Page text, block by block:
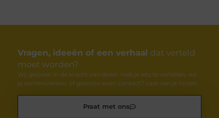
Vragen, ideeën of een verhaal dat verteld
moet worden?
Wij geloven in de kracht van delen. Heb je iets te vertellen, wil
je samenwerken, of gewoon even contact? Laat van je horen!
Praat met ons